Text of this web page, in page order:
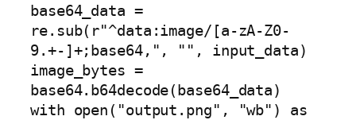
base64_data =
re.sub(r"^data:image/[a-zA-Z0-
9.+-]+;base64,", "", input_data)
image_bytes =
base64.b64decode(base64_data)
with open("output.png", "wb") as